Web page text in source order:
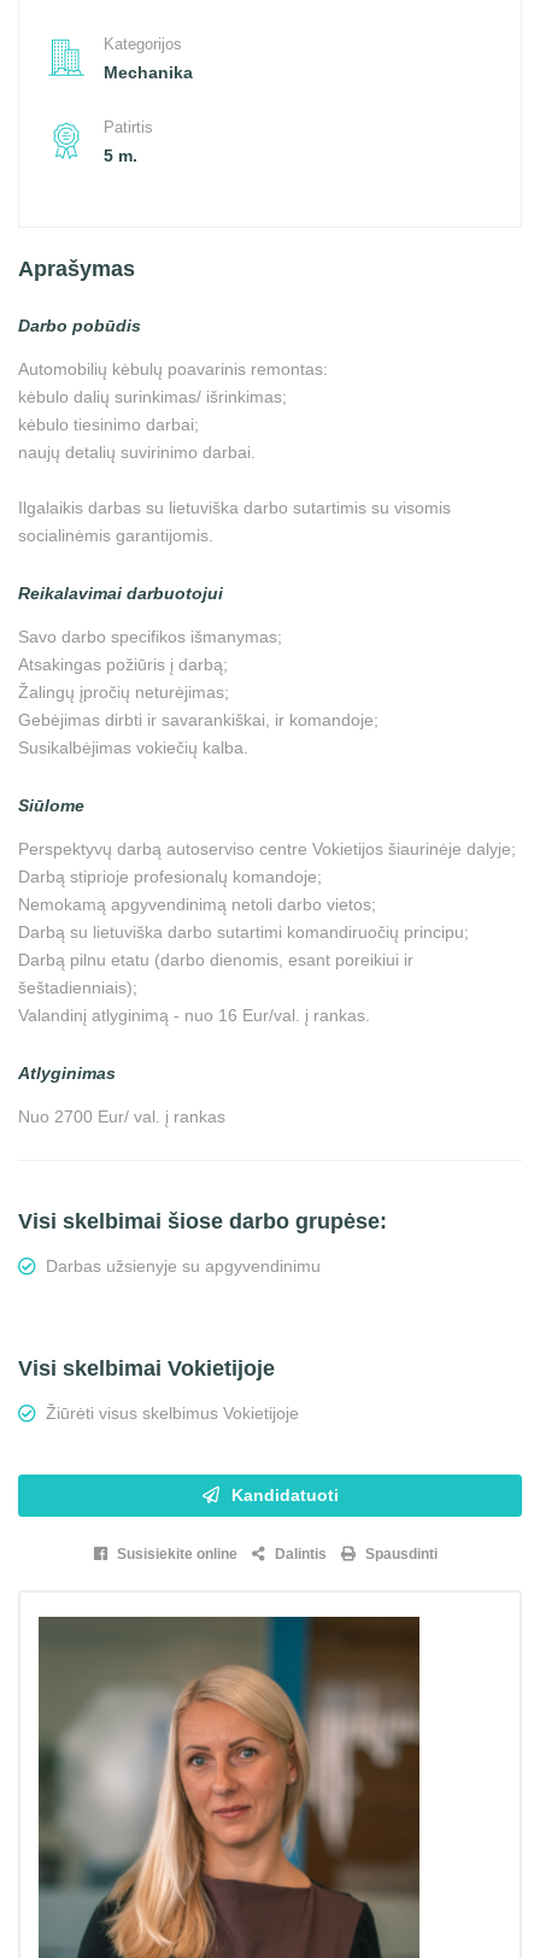
Kategorijos
Mechanika
Patirtis
5 m.
Aprašymas
Darbo pobūdis
Automobilių kėbulų poavarinis remontas:
kėbulo dalių surinkimas/ išrinkimas;
kėbulo tiesinimo darbai;
naujų detalių suvirinimo darbai.
Ilgalaikis darbas su lietuviška darbo sutartimis su visomis
socialinėmis garantijomis.
Reikalavimai darbuotojui
Savo darbo specifikos išmanymas;
Atsakingas požiūris į darbą;
Žalingų įpročių neturėjimas;
Gebėjimas dirbti ir savarankiškai, ir komandoje;
Susikalbėjimas vokiečių kalba.
Siūlome
Perspektyvų darbą autoserviso centre Vokietijos šiaurinėje dalyje;
Darbą stiprioje profesionalų komandoje;
Nemokamą apgyvendinimą netoli darbo vietos;
Darbą su lietuviška darbo sutartimi komandiruočių principu;
Darbą pilnu etatu (darbo dienomis, esant poreikiui ir
šeštadienniais);
Valandinį atlyginimą - nuo 16 Eur/val. į rankas.
Atlyginimas
Nuo 2700 Eur/ val. į rankas
Visi skelbimai šiose darbo grupėse:
Darbas užsienyje su apgyvendinimu
Visi skelbimai Vokietijoje
Žiūrėti visus skelbimus Vokietijoje
Kandidatuoti
Susisiekite online Dalintis Spausdinti